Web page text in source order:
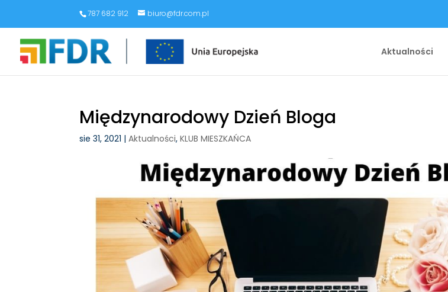
787 682 912 biuro@fdr.com.pl
Aktualności
Międzynarodowy Dzień Bloga
sie 31, 2021 |Aktualności,KLUB MIESZKAŃCA